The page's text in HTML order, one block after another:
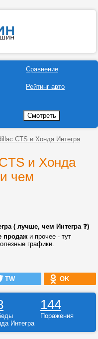
Сравнение
Рейтинг авто
CTS и Хонда Интегра
и Хонда
чем
( лучше, чем Интегра ❓)
продажи прочее - тут
графики.
TW OK
144
Поражения
Интегра